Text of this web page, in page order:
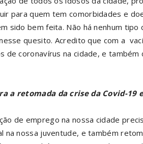
para quem tem comorbidades e
sido bem feita. Não há nenhum tipo
quesito. Acredito que com a
de coronavírus na cidade, e
a retomada da crise da Covid-19
de emprego na nossa cidade
na nossa juventude, e também